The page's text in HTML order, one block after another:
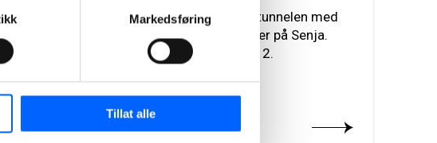
Markedsføring
Tillat alle
NCC har bygget Ballesvikskartunnelen med
tilstøtende veier og sjøfyllinger på Senja.
Prosjektet ble ferdigstilt i 2012.
Les mer om prosjektet